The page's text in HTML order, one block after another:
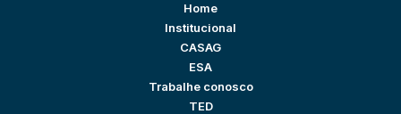
Home
Institucional
CASAG
ESA
Trabalhe conosco
TED